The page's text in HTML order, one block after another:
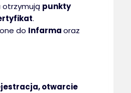
otrzymują punkty
.
do Infarmaoraz
otwarcie